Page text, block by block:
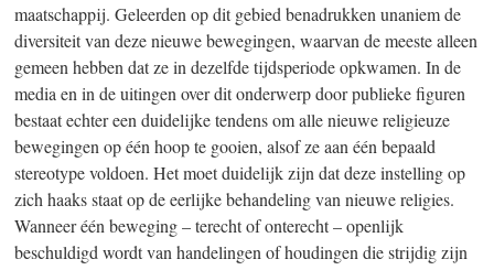
maatschappij. Geleerden op dit gebied benadrukken unaniem de
diversiteit van deze nieuwe bewegingen, waarvan de meeste alleen
gemeen hebben dat ze in dezelfde tijdsperiode opkwamen. In de
media en in de uitingen over dit onderwerp door publieke figuren
bestaat echter een duidelijke tendens om alle nieuwe religieuze
bewegingen op één hoop te gooien, alsof ze aan één bepaald
stereotype voldoen. Het moet duidelijk zijn dat deze instelling op
zich haaks staat op de eerlijke behandeling van nieuwe religies.
Wanneer één beweging – terecht of onterecht – openlijk
beschuldigd wordt van handelingen of houdingen die strijdig zijn